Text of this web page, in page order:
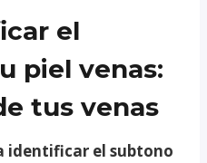
el
piel venas:
tus venas
identificar el subtono